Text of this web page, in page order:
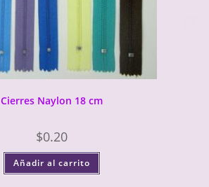
Cierres Naylon 18 cm
$0.20
Añadir al carrito